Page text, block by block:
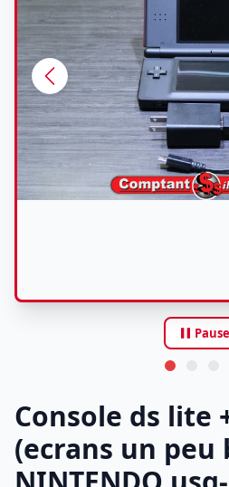
pause Pause
Console ds lite
(ecrans un peu